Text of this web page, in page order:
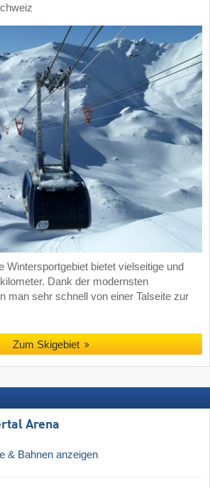
Wintersportgebiet bietet vielseitige und
Dank der modernsten
man sehr schnell von einer Talseite zur
Zum Skigebiet
Arena
& Bahnen anzeigen